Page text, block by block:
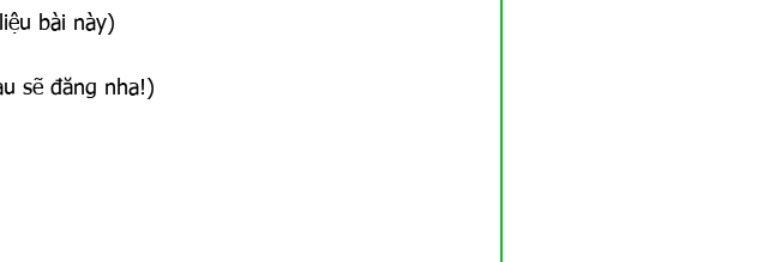
bài này)
sẽ đăng nha!)